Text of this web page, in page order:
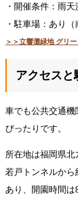
・開催条件：雨
・駐車場：あり
＞＞立響灘緑地 グリ
アクセスと
車でも公共交通機
ぴったりです。
所在地は福岡県
若戸トンネルか
あり、開園時間は